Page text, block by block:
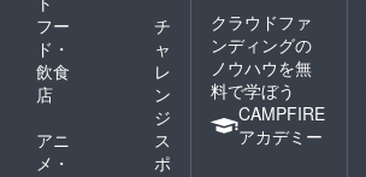
フー
ド・
飲食
店
チ
ャ
レ
ン
ジ
アニ
メ・
ス
ポ
クラウドファ
ンディングの
ノウハウを無
料で学ぼう
CAMPFIRE
アカデミー